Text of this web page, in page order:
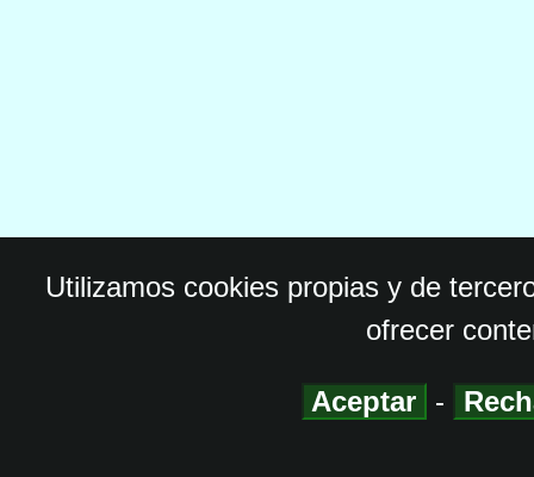
Utilizamos cookies propias y de
ofrecer
Aceptar -